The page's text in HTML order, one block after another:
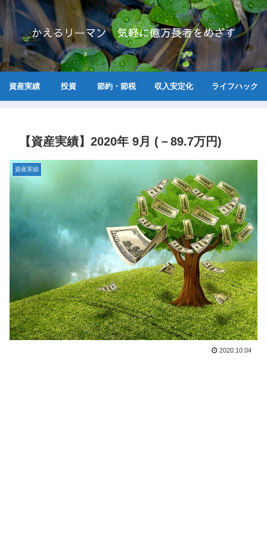
かえるリーマン 気軽に億万長者をめざす
資産実績 投資 節約・節税 収入安定化 ライフハック
【資産実績】2020年 9月 (－89.7万円)
資産実績
2020.10.04